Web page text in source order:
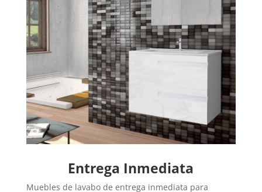
Entrega Inmediata
Muebles de lavabo de entrega inmediata para